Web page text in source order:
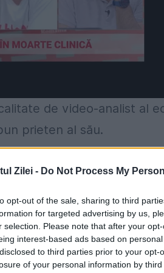
Zilei - Do Not Process My
opt-out of the sale, sharing to third
for targeted advertising by us,
selection. Please note that after your
interest-based ads based on
to third parties prior to your
of your personal information by
de video-analist al
prieten al său.
de Fotbal,
în care, în 2011, a
Alje Schut a căzut
În schimb, Mihai a